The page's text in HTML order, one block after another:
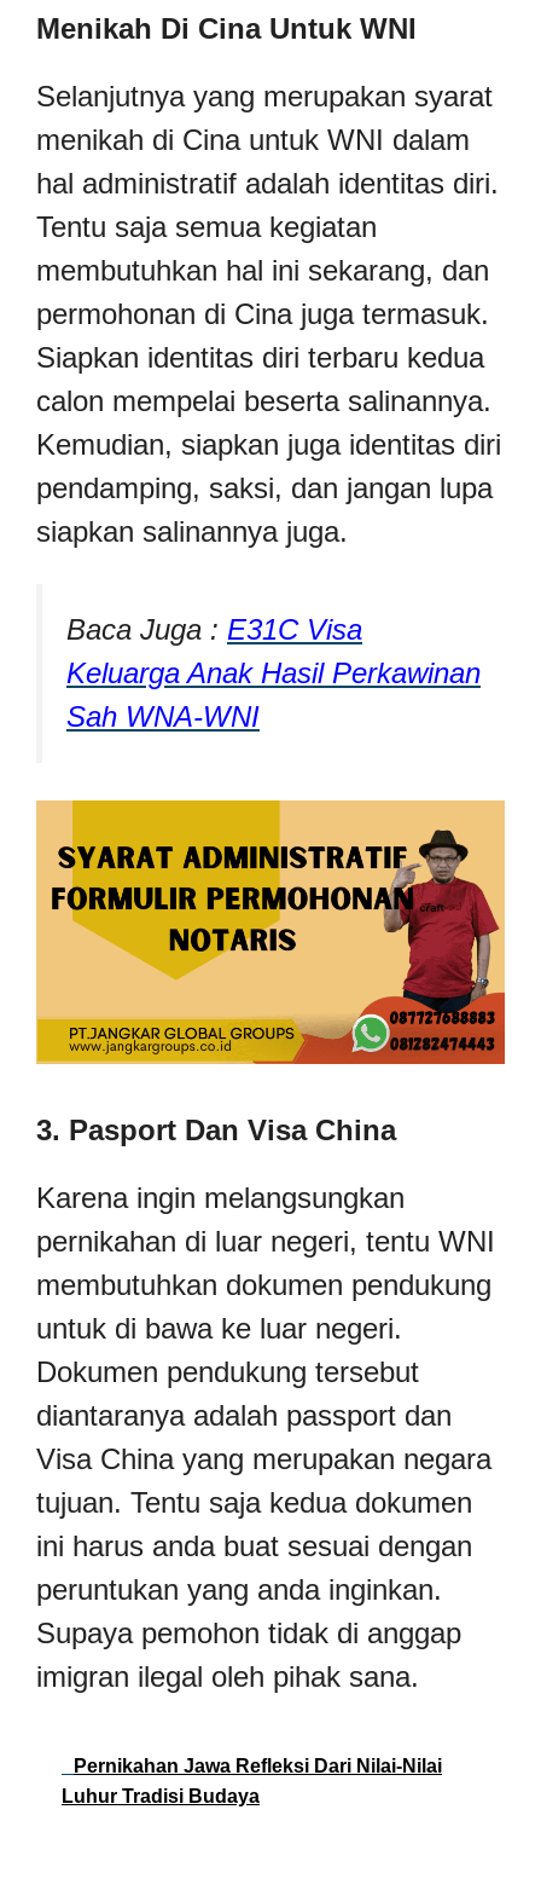
Menikah Di Cina Untuk WNI
Selanjutnya yang merupakan syarat
menikah di Cina untuk WNI dalam
hal administratif adalah identitas diri.
Tentu saja semua kegiatan
membutuhkan hal ini sekarang, dan
permohonan di Cina juga termasuk.
Siapkan identitas diri terbaru kedua
calon mempelai beserta salinannya.
Kemudian, siapkan juga identitas diri
pendamping, saksi, dan jangan lupa
siapkan salinannya juga.
Baca Juga : E31C Visa
Keluarga Anak Hasil Perkawinan
Sah WNA-WNI
3. Pasport Dan Visa China
Karena ingin melangsungkan
pernikahan di luar negeri, tentu WNI
membutuhkan dokumen pendukung
untuk di bawa ke luar negeri.
Dokumen pendukung tersebut
diantaranya adalah passport dan
Visa China yang merupakan negara
tujuan. Tentu saja kedua dokumen
ini harus anda buat sesuai dengan
peruntukan yang anda inginkan.
Supaya pemohon tidak di anggap
imigran ilegal oleh pihak sana.
Pernikahan Jawa Refleksi Dari Nilai-Nilai
Luhur Tradisi Budaya